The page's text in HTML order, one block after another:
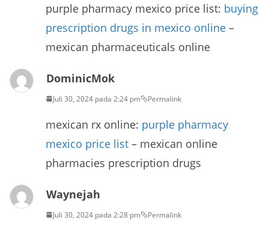
purple pharmacy mexico price list: buying
prescription drugs in mexico online –
mexican pharmaceuticals online
DominicMok
Juli 30, 2024 pada 2:24 pm Permalink
mexican rx online: purple pharmacy
mexico price list – mexican online
pharmacies prescription drugs
Waynejah
Juli 30, 2024 pada 2:28 pm Permalink